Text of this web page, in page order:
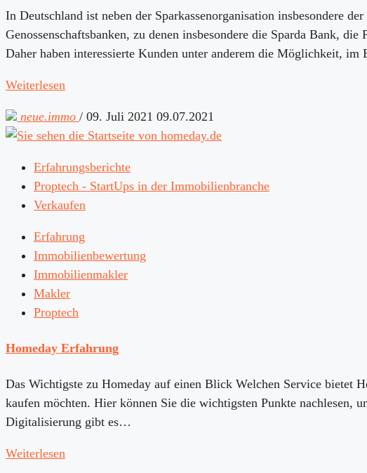
In Deutschland ist neben der Sparkassenorganisation insbesondere
Genossenschaftsbanken, zu denen insbesondere die Sparda Bank,
Daher haben interessierte Kunden unter anderem die Möglichkeit,
Weiterlesen
neue.immo / 09. Juli 2021 09.07.2021
Erfahrungsberichte
Proptech - StartUps in der Immobilienbranche
Verkaufen
Erfahrung
Immobilienbewertung
Immobilienmakler
Makler
Proptech
Homeday Erfahrung
Das Wichtigste zu Homeday auf einen Blick Welchen Service bietet
kaufen möchten. Hier können Sie die wichtigsten Punkte nachlesen,
Digitalisierung gibt es…
Weiterlesen